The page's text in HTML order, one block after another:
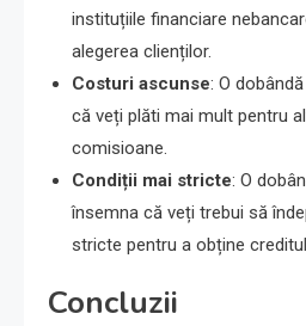
instituțiile financiare
alegerea clienților.
Costuri ascunse: O
că veți plăti mai mult pentru
comisioane.
Condiții mai stricte: O
însemna că veți trebui să
stricte pentru a obține
Concluzii